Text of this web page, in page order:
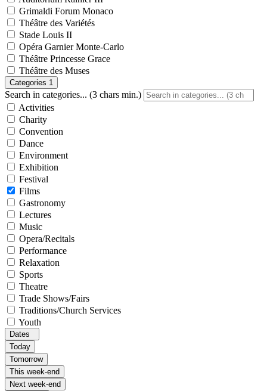
Grimaldi Forum Monaco
Théâtre des Variétés
Stade Louis II
Opéra Garnier Monte-Carlo
Théâtre Princesse Grace
Théâtre des Muses
Categories 1
Search in categories... (3 chars min.)
Activities
Charity
Convention
Dance
Environment
Exhibition
Festival
Films
Gastronomy
Lectures
Music
Opera/Recitals
Performance
Relaxation
Sports
Theatre
Trade Shows/Fairs
Traditions/Church Services
Youth
Dates
Today
Tomorrow
This week-end
Next week-end